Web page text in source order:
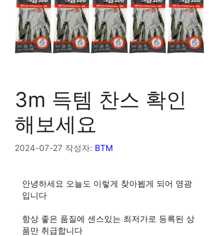
3m 득템 찬스 확인
해보세요
2024-07-27 작성자: BTM
안녕하세요 오늘도 이렇게 찾아뵙게 되어 영광
입니다
항상 좋은 품질에 센스있는 최저가로 등록된 상
품만 취급합니다